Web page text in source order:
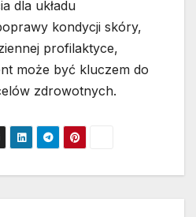
dla układu
kondycji skóry,
profilaktyce,
może być kluczem do
zdrowotnych.